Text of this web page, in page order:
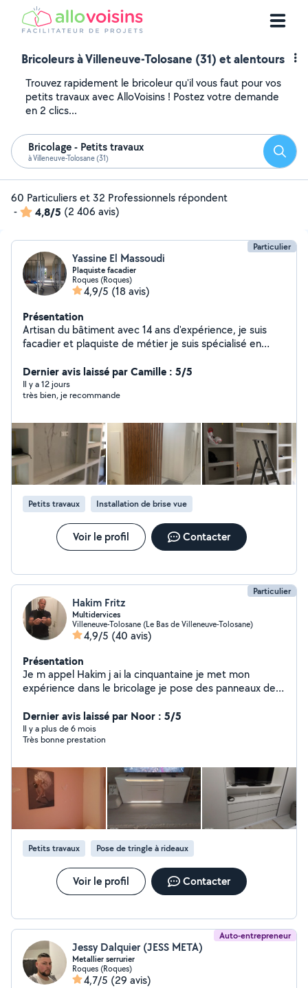
Bricoleurs à Villeneuve-Tolosane (31) et alentours
Trouvez rapidement le bricoleur qu'il vous faut pour vos
petits travaux avec AlloVoisins ! Postez votre demande
en 2 clics...
Bricolage - Petits travaux
à Villeneuve-Tolosane (31)
60 Particuliers et 32 Professionnels répondent
-
4,8/5 (2 406 avis)
Particulier
Yassine El Massoudi
Plaquiste facadier
Roques (Roques)
4,9/5 (18 avis)
Présentation
Artisan du bâtiment avec 14 ans d'expérience, je suis
facadier et plaquiste de métier je suis spécialisé en
et rénovation intérieure. je fais aussi de la pose de
carrelage et parquet. Travail soigné, rapide et devis
gratuit pour tous vos projets. Auto-entrepreneur en
environs. Sérieux, ponctuel et à l'écoute, je réalise vos
travaux avec professionnalisme et soin.
Dernier avis laissé par Camille : 5/5
Il y a 12 jours
très bien, je recommande
Petits travaux Installation de brise vue
Voir le profil Contacter
Particulier
Hakim Fritz
Multidervices
Villeneuve-Tolosane (Le Bas de Villeneuve-Tolosane)
4,9/5 (40 avis)
Présentation
Je m appel Hakim j ai la cinquantaine je met mon
expérience dans le bricolage je pose des panneaux de
meubles IKEA ou autres et le bâtiment rénovation j aime
aider les personnes qui on du mal à faire des travaux ou
à évacuer leurs déchets verts ou autres j ai un camion
haies de sapinette ,tondre lés gazons et bien sûr évacue
le tout à la déchèterie et veille tout particulièrement
que les personnes qui font appel à moi soit satisfait des
travaux effectué extérieur comme intérieur montée des
meubles, pose de tringles et barre à rideaux étagères
(ect...)
Dernier avis laissé par Noor : 5/5
Il y a plus de 6 mois
Très bonne prestation
Petits travaux Pose de tringle à rideaux
Voir le profil Contacter
Auto-entrepreneur
Jessy Dalquier (JESS META)
Metallier serrurier
Roques (Roques)
4,7/5 (29 avis)